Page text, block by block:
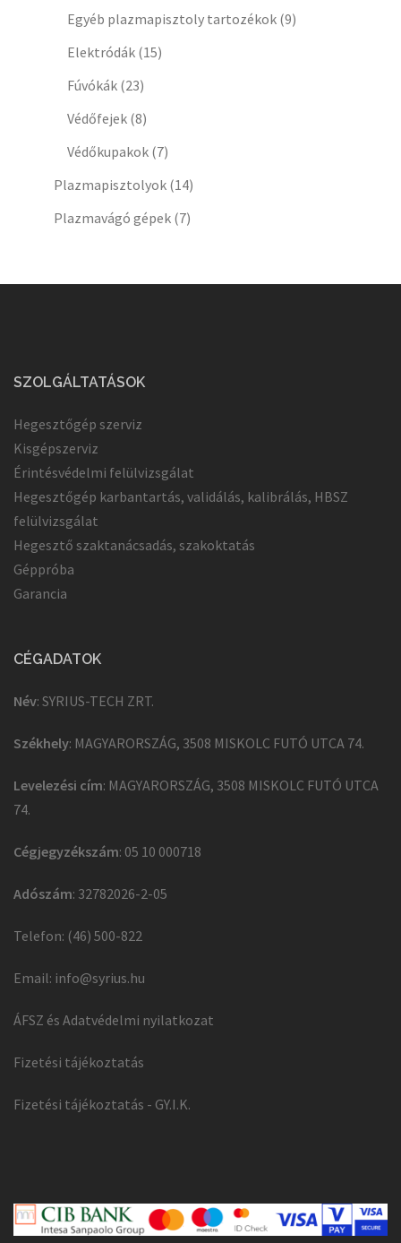
Egyéb plazmapisztoly tartozékok (9)
Elektródák (15)
Fúvókák (23)
Védőfejek (8)
Védőkupakok (7)
Plazmapisztolyok (14)
Plazmavágó gépek (7)
SZOLGÁLTATÁSOK
Hegesztőgép szerviz
Kisgépszerviz
Érintésvédelmi felülvizsgálat
Hegesztőgép karbantartás, validálás, kalibrálás, HBSZ
felülvizsgálat
Hegesztő szaktanácsadás, szakoktatás
Géppróba
Garancia
CÉGADATOK
Név: SYRIUS-TECH ZRT.
Székhely: MAGYARORSZÁG, 3508 MISKOLC FUTÓ UTCA 74.
Levelezési cím: MAGYARORSZÁG, 3508 MISKOLC FUTÓ UTCA
74.
Cégjegyzékszám: 05 10 000718
Adószám: 32782026-2-05
Telefon: (46) 500-822
Email: info@syrius.hu
ÁFSZ és Adatvédelmi nyilatkozat
Fizetési tájékoztatás
Fizetési tájékoztatás - GY.I.K.